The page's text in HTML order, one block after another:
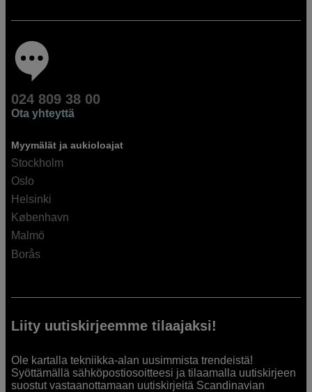
024 809 38 00
Ota yhteyttä
Myymälät ja aukioloajat
Stockholm
Oslo
Helsinki
København
Malmö
Borås
Liity uutiskirjeemme tilaajaksi!
Ole kartalla tekniikka-alan uusimmista trendeistä!
Syöttämällä sähköpostiosoitteesi ja tilaamalla uutiskirjeen
suostut vastaanottamaan uutiskirjeitä Scandinavian